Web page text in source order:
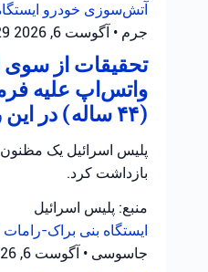
آتش‌سوزی خودرو
جرم • آگوست 6, 2026 at 3:29 ب.ظ
تحقیقات از سوی
واتس‌اپ علیه
(۴۴ ساله) در این رابطه تحت بازجویی قرار دارد.
بازداشت کرد.
منبع: پلیس اسرائیل
ایستگاه بنی براک-
جاسوسی • آگوست 6, 2026 at 1:48 ب.ظ